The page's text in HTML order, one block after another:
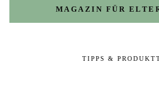
MAGAZIN FÜR
TIPPS &